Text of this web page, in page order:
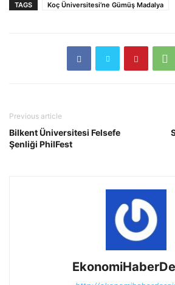
TAGS Koç Üniversitesi’ne Gümüş Madalya
Previous article
Bilkent Üniversitesi Felsefe
Şenliği PhilFest